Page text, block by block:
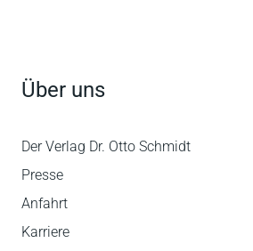
Über uns
Der Verlag Dr. Otto Schmidt
Presse
Anfahrt
Karriere